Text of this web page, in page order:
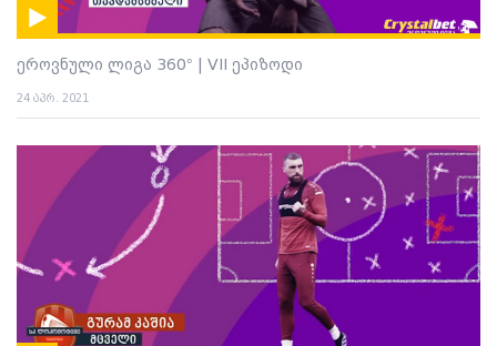
ეროვნული ლიგა 360° | VII ეპიზოდი
24 აპრ. 2021